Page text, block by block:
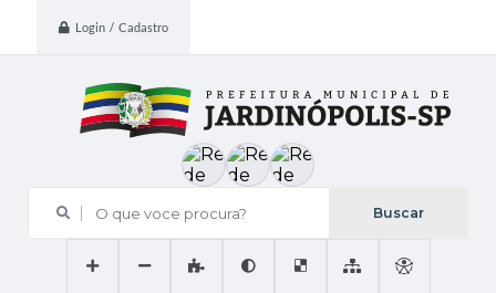
Login / Cadastro
O que voce procura?